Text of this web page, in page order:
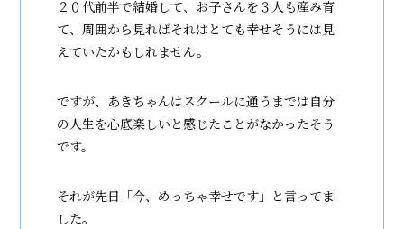
２０代前半で結婚して、お子さんを３人も産み育
て、周囲から見ればそれはとても幸せそうには見
えていたかもしれません。
ですが、あきちゃんはスクールに通うまでは自分
の人生を心底楽しいと感じたことがなかったそう
です。
それが先日「今、めっちゃ幸せです」と言ってま
した。